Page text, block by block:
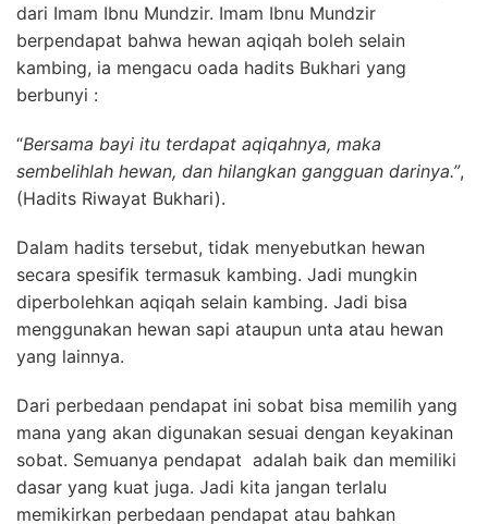
dari Imam Ibnu Mundzir. Imam Ibnu Mundzir
berpendapat bahwa hewan aqiqah boleh selain
kambing, ia mengacu oada hadits Bukhari yang
berbunyi :
“Bersama bayi itu terdapat aqiqahnya, maka
sembelihlah hewan, dan hilangkan gangguan darinya.”,
(Hadits Riwayat Bukhari).
Dalam hadits tersebut, tidak menyebutkan hewan
secara spesifik termasuk kambing. Jadi mungkin
diperbolehkan aqiqah selain kambing. Jadi bisa
menggunakan hewan sapi ataupun unta atau hewan
yang lainnya.
Dari perbedaan pendapat ini sobat bisa memilih yang
mana yang akan digunakan sesuai dengan keyakinan
sobat. Semuanya pendapat adalah baik dan memiliki
dasar yang kuat juga. Jadi kita jangan terlalu
memikirkan perbedaan pendapat atau bahkan